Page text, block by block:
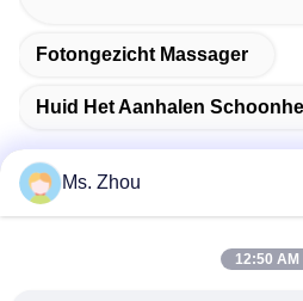
Fotongezicht Massager
Huid Het Aanhalen
Ms. Zhou
12:50 AM